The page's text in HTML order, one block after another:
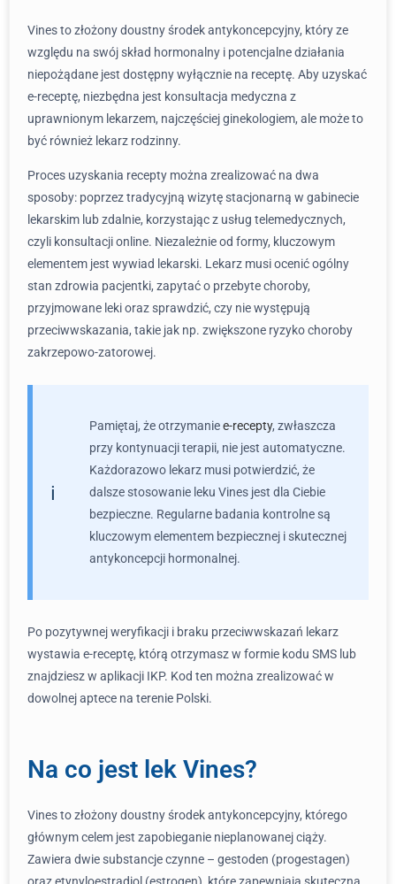
Vines to złożony doustny środek antykoncepcyjny, który ze
względu na swój skład hormonalny i potencjalne działania
niepożądane jest dostępny wyłącznie na receptę. Aby uzyskać
e-receptę, niezbędna jest konsultacja medyczna z
uprawnionym lekarzem, najczęściej ginekologiem, ale może to
być również lekarz rodzinny.
Proces uzyskania recepty można zrealizować na dwa
sposoby: poprzez tradycyjną wizytę stacjonarną w gabinecie
lekarskim lub zdalnie, korzystając z usług telemedycznych,
czyli konsultacji online. Niezależnie od formy, kluczowym
elementem jest wywiad lekarski. Lekarz musi ocenić ogólny
stan zdrowia pacjentki, zapytać o przebyte choroby,
przyjmowane leki oraz sprawdzić, czy nie występują
przeciwwskazania, takie jak np. zwiększone ryzyko choroby
zakrzepowo-zatorowej.
Pamiętaj, że otrzymaniee-recepty, zwłaszcza
przy kontynuacji terapii, nie jest automatyczne.
Każdorazowo lekarz musi potwierdzić, że
dalsze stosowanie leku Vines jest dla Ciebie
bezpieczne. Regularne badania kontrolne są
kluczowym elementem bezpiecznej i skutecznej
antykoncepcji hormonalnej.
Po pozytywnej weryfikacji i braku przeciwwskazań lekarz
wystawia e-receptę, którą otrzymasz w formie kodu SMS lub
znajdziesz w aplikacji IKP. Kod ten można zrealizować w
dowolnej aptece na terenie Polski.
Na co jest lek Vines?
Vines to złożony doustny środek antykoncepcyjny, którego
głównym celem jest zapobieganie nieplanowanej ciąży.
Zawiera dwie substancje czynne – gestoden (progestagen)